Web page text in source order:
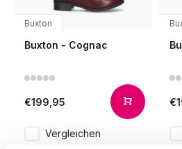
Buxton
Buxton - Cognac
€199,95
Vergleichen